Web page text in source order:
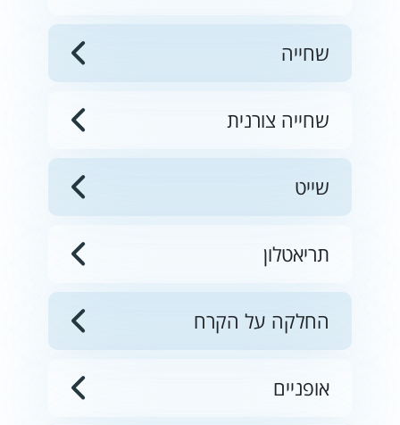
שחייה
שחייה צורנית
שייט
תריאטלון
החלקה על הקרח
אופניים